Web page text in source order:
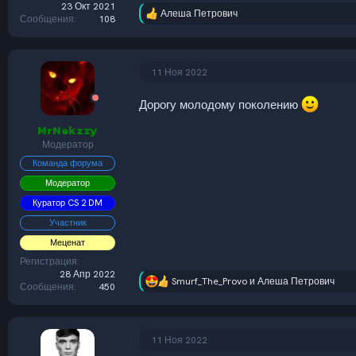
23 Окт 2021
Сообщения
108
Р
:
Алеша Петрович
MrNekzzy
Модератор
Команда форума
Модератор
Куратор CS 2 DM
Участник
Меценат
Регистрация
28 Апр 2022
Сообщения
450
11 Ноя 2022
Дорогу молодому поколению
Р
Smurf_The_Provoи Алеша Петрович
11 Ноя 2022